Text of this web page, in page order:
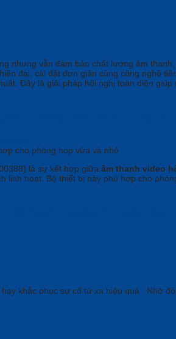
nhưng vẫn đảm bảo chất lượng âm
đại, cài đặt đơn giản cùng công nghệ
Đây là giải pháp hội nghị toàn diện
cho phòng họp vừa và nhỏ
là sự kết hợp giữa âm thanh video
linh hoạt. Bộ thiết bị này phù hợp cho
khắc phục sự cố từ xa hiệu quả . Nhờ